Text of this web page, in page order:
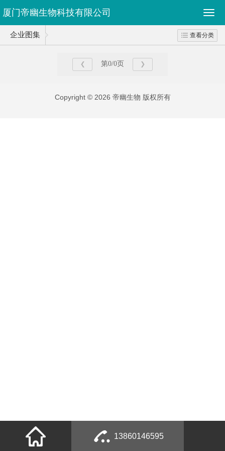
厦门帝幽生物科技有限公司
企业图集 查看分类
第0/0页
Copyright © 2026 帝幽生物 版权所有
13860146595